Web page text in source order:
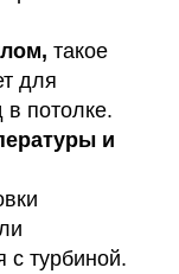
такое
для
в потолке.
и
с турбиной.